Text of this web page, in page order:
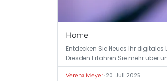
Home
Entdecken Sie Neues Ihr
Dresden Erfahren Sie mehr über
Verena Meyer•20. Juli 2025